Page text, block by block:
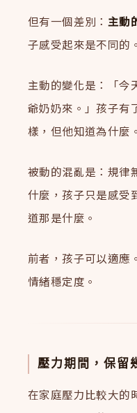
但有一個差別： 主動
子感受起來是不同的。
主動的變化是：「今
爺奶奶來。」孩子有
樣，但他知道為什麼。
被動的混亂是：規律
什麼，孩子只是感受
道那是什麼。
前者，孩子可以適應
情緒穩定度。
壓力期間，保留
在家庭壓力比較大的